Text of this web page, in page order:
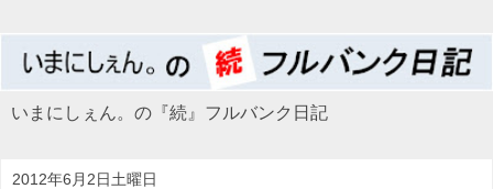
いまにしぇん。の『続』フルバンク日記
2012年6月2日土曜日